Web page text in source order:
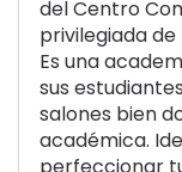
del Centro
privilegiada
Es una
sus
salones bien
académica.
perfeccionar